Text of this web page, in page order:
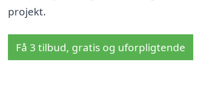
projekt.
Få 3 tilbud, gratis og uforpligtende